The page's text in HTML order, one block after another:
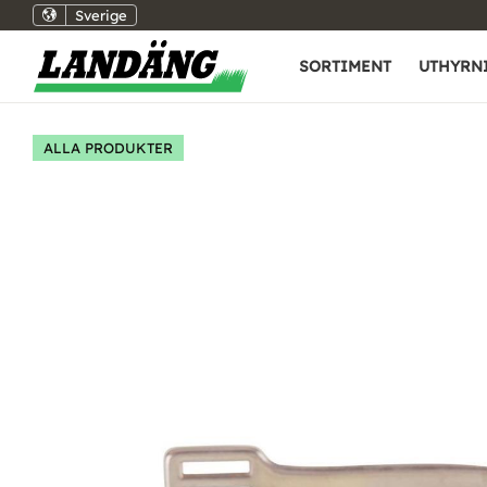
Sverige
SORTIMENT
ALLA PRODUKTER